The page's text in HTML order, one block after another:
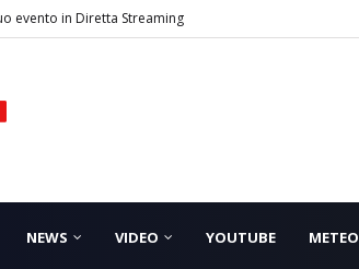
evento in Diretta Streaming
NEWS VIDEO YOUTUBE METEO